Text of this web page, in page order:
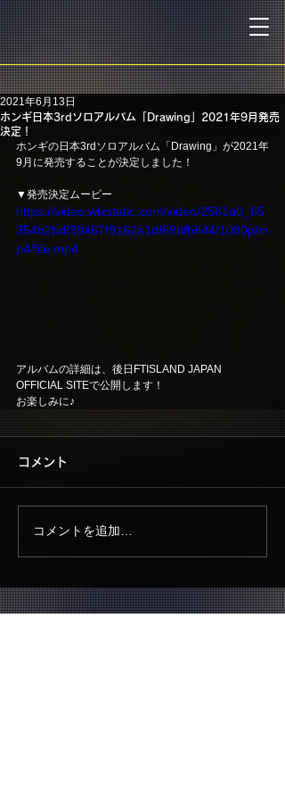
ホンギ日本3rdソロアルバム「Drawing」2021年9月発売
決定！
2021年6月13日
ホンギの日本3rdソロアルバム「Drawing」が2021年
9月に発売することが決定しました！
▼発売決定ムービー
https://video.wixstatic.com/video/2561a0_65
354b2bdf39467f9162a1df69bfb844/1080p/m
p4/file.mp4
アルバムの詳細は、後日FTISLAND JAPAN
OFFICIAL SITEで公開します！
お楽しみに♪
コメント
コメントを追加…